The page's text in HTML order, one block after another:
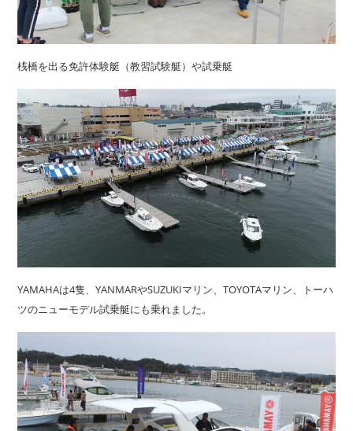
桟橋を出る免許体験艇（教習試験艇）や試乗艇
YAMAHAは4隻、YANMARやSUZUKIマリン、TOYOTAマリン、トーハ
ツのニューモデル試乗艇にも乗れました。